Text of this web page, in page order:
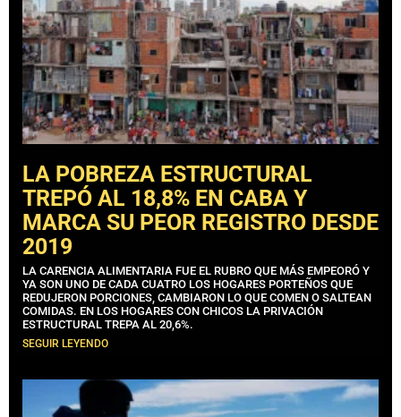
LA POBREZA ESTRUCTURAL
TREPÓ AL 18,8% EN CABA Y
MARCA SU PEOR REGISTRO DESDE
2019
LA CARENCIA ALIMENTARIA FUE EL RUBRO QUE MÁS EMPEORÓ Y
YA SON UNO DE CADA CUATRO LOS HOGARES PORTEÑOS QUE
REDUJERON PORCIONES, CAMBIARON LO QUE COMEN O SALTEAN
COMIDAS. EN LOS HOGARES CON CHICOS LA PRIVACIÓN
ESTRUCTURAL TREPA AL 20,6%.
SEGUIR LEYENDO